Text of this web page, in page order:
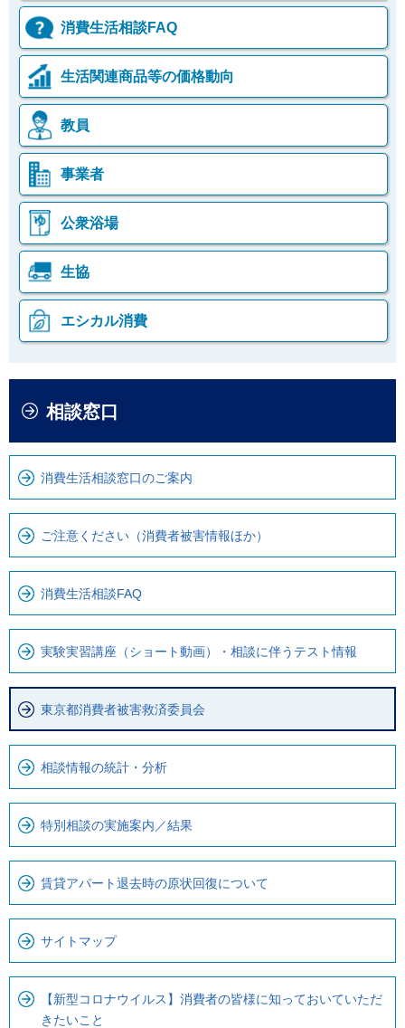
消費生活相談FAQ
生活関連商品等の価格動向
教員
事業者
公衆浴場
生協
エシカル消費
ま
で
す
ロ
カ
ル
ビ
で
す
相談窓口
消費生活相談窓口のご案内
ご注意ください（消費者被害情報ほか）
消費生活相談FAQ
実験実習講座（ショート動画）・相談に伴うテスト情報
東京都消費者被害救済委員会
相談情報の統計・分析
特別相談の実施案内／結果
賃貸アパート退去時の原状回復について
サイトマップ
【新型コロナウイルス】消費者の皆様に知っておいていただ
きたいこと